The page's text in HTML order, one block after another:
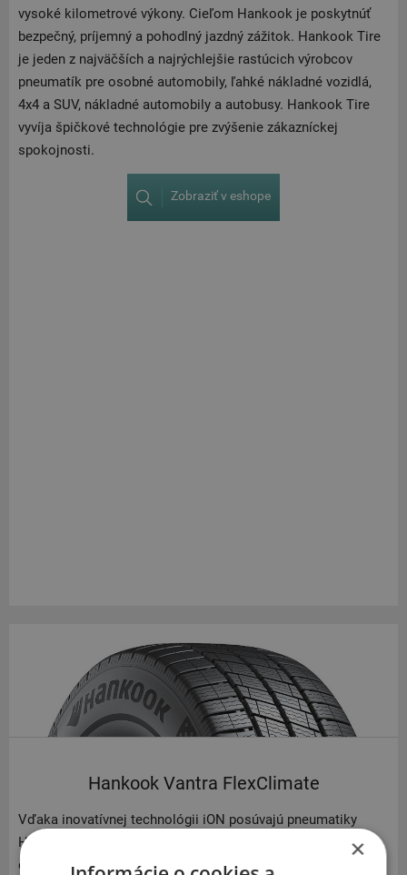
vysoké kilometrové výkony. Cieľom Hankook je poskytnúť
bezpečný, príjemný a pohodlný jazdný zážitok. Hankook Tire
je jeden z najväčších a najrýchlejšie rastúcich výrobcov
pneumatík pre osobné automobily, ľahké nákladné vozidlá,
4x4 a SUV, nákladné automobily a autobusy. Hankook Tire
vyvíja špičkové technológie pre zvýšenie zákazníckej
spokojnosti.
Zobraziť v eshope
Hankook Vantra FlexClimate
Vďaka inovatívnej technológii iON posúvajú pneumatiky
Hankook Vantra FlexClimate hranice kompromisu a
dosahujú optimálny výkon. Pneumatiky Hankook Vantra
×